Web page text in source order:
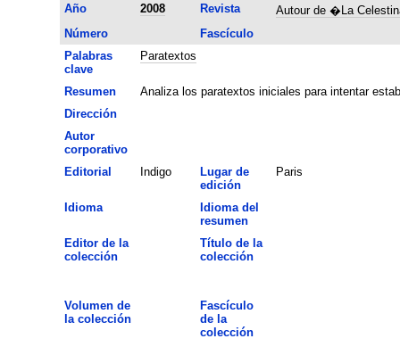
Año
2008 Revista
Autour de �La
Número
Fascículo
Palabras
clave
Paratextos
Resumen
Analiza los paratextos iniciales para intentar
Dirección
Autor
corporativo
Editorial
Indigo
Lugar de
edición
Paris
Idioma
Idioma del
resumen
Editor de la
colección
Título de la
colección
Volumen de
la colección
Fascículo
de la
colección